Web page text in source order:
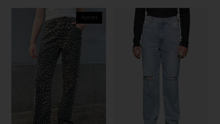
Nyhed